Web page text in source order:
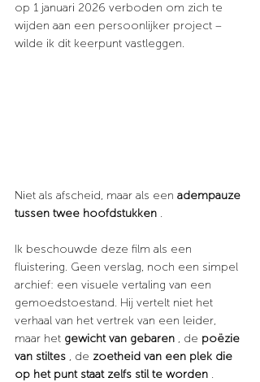
op 1 januari 2026 verboden om zich te
wijden aan een persoonlijker project –
wilde ik dit keerpunt vastleggen.
Niet als afscheid, maar als een adempauze
tussen twee hoofdstukken .
Ik beschouwde deze film als een
fluistering. Geen verslag, noch een simpel
archief: een visuele vertaling van een
gemoedstoestand. Hij vertelt niet het
verhaal van het vertrek van een leider,
maar het gewicht van gebaren , de poëzie
van stiltes , de zoetheid van een plek die
op het punt staat zelfs stil te worden .